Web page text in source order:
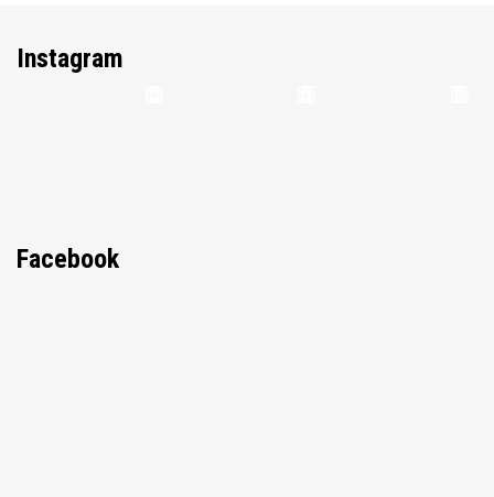
Instagram
Facebook